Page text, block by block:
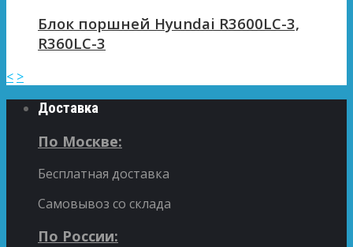
Блок поршней Hyundai R3600LC-3,
R360LC-3
< >
Доставка
По Москве:
Бесплатная доставка
Самовывоз со склада
По России: